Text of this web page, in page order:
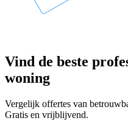
Vind de beste
woning
Vergelijk offertes van
Gratis en vrijblijvend.